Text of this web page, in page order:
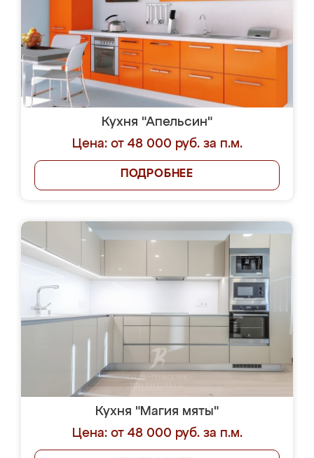
Кухня "Апельсин"
Цена: от 48 000 руб. за п.м.
ПОДРОБНЕЕ
Кухня "Магия мяты"
Цена: от 48 000 руб. за п.м.